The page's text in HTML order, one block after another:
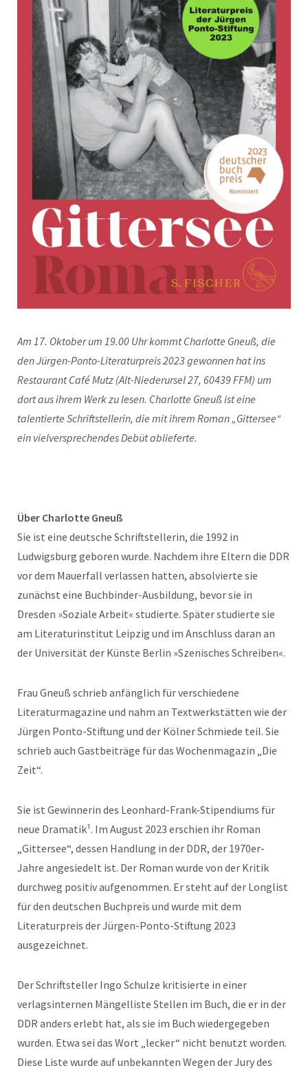
Am 17. Oktober um 19.00 Uhr kommt Charlotte Gneuß, die
den Jürgen-Ponto-Literaturpreis 2023 gewonnen hat ins
Restaurant Café Mutz (Alt-Niederursel 27, 60439 FFM) um
dort aus ihrem Werk zu lesen. Charlotte Gneuß ist eine
talentierte Schriftstellerin, die mit ihrem Roman „Gittersee“
ein vielversprechendes Debüt ablieferte.
Über Charlotte Gneuß
Sie ist eine deutsche Schriftstellerin, die 1992 in
Ludwigsburg geboren wurde. Nachdem ihre Eltern die DDR
vor dem Mauerfall verlassen hatten, absolvierte sie
zunächst eine Buchbinder-Ausbildung, bevor sie in
Dresden »Soziale Arbeit« studierte. Später studierte sie
am Literaturinstitut Leipzig und im Anschluss daran an
der Universität der Künste Berlin »Szenisches Schreiben«.
Frau Gneuß schrieb anfänglich für verschiedene
Literaturmagazine und nahm an Textwerkstätten wie der
Jürgen Ponto-Stiftung und der Kölner Schmiede teil. Sie
schrieb auch Gastbeiträge für das Wochenmagazin „Die
Zeit“.
Sie ist Gewinnerin des Leonhard-Frank-Stipendiums für
neue Dramatik¹. Im August 2023 erschien ihr Roman
„Gittersee“, dessen Handlung in der DDR, der 1970er-
Jahre angesiedelt ist. Der Roman wurde von der Kritik
durchweg positiv aufgenommen. Er steht auf der Longlist
für den deutschen Buchpreis und wurde mit dem
Literaturpreis der Jürgen-Ponto-Stiftung 2023
ausgezeichnet.
Der Schriftsteller Ingo Schulze kritisierte in einer
verlagsinternen Mängelliste Stellen im Buch, die er in der
DDR anders erlebt hat, als sie im Buch wiedergegeben
wurden. Etwa sei das Wort „lecker“ nicht benutzt worden.
Diese Liste wurde auf unbekannten Wegen der Jury des